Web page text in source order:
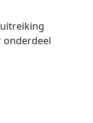
onderdeel